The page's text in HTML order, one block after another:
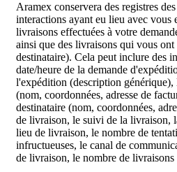
Aramex conservera des registres
interactions ayant eu lieu avec vous
livraisons effectuées à votre
ainsi que des livraisons qui vous ont
destinataire). Cela peut inclure des
date/heure de la demande
l'expédition (description générique),
(nom, coordonnées, adresse de
destinataire (nom, coordonnées,
de livraison, le suivi de la livraison,
lieu de livraison, le nombre de
infructueuses, le canal de
de livraison, le nombre de livraisons